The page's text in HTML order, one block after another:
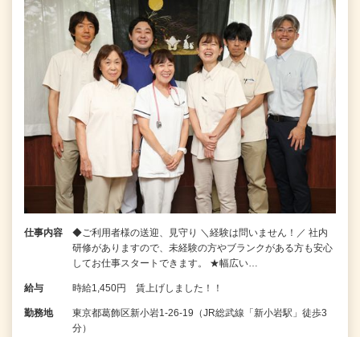
仕事内容
◆ご利用者様の送迎、見守り ＼経験は問いません！／ 社内
研修がありますので、未経験の方やブランクがある方も安心
してお仕事スタートできます。 ★幅広い…
給与 時給1,450円 賃上げしました！！
勤務地
東京都葛飾区新小岩1-26-19（JR総武線「新小岩駅」徒歩3
分）